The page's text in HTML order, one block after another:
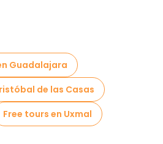
Guadalajara
de las Casas
Free tours en Uxmal